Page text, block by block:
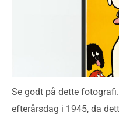
Se godt på dette
efterårsdag i 1945, da